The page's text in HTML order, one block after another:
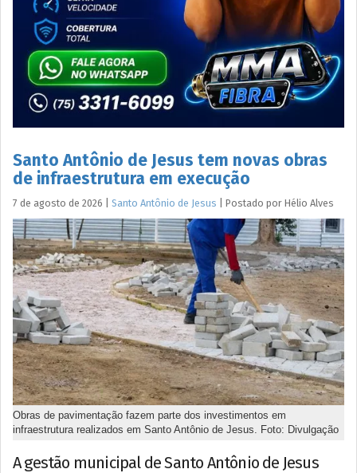
Santo Antônio de Jesus tem novas obras
de infraestrutura em execução
7 de agosto de 2026 Santo Antônio de Jesus Postado por Hélio Alves
Obras de pavimentação fazem parte dos investimentos em
infraestrutura realizados em Santo Antônio de Jesus. Foto: Divulgação
A gestão municipal de Santo Antônio de Jesus